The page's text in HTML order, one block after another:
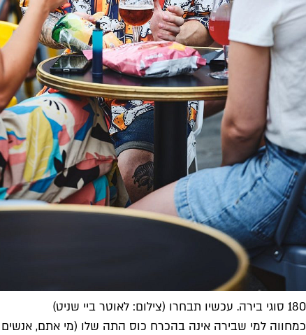
180 סוגי בירה. עכשיו תבחרו (צילום: לאוטר ביי שניט)
כמחווה למי שבירה אינה בהכרח כוס התה שלו (מי אתם, אנשים